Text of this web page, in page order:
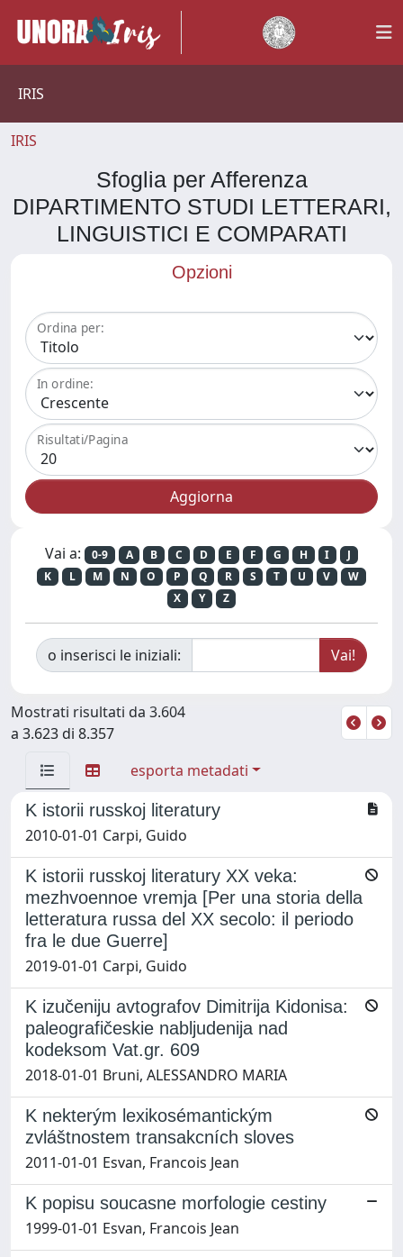
IRIS
IRIS
Sfoglia per Afferenza
DIPARTIMENTO STUDI LETTERARI,
LINGUISTICI E COMPARATI
Opzioni
Ordina per:
In ordine:
Risultati/Pagina
Vai a: 0-9 A B C D E F G H I
J
K
L M N O P Q R S T U V
W
X
Y Z
o inserisci le iniziali:
Mostrati risultati da 3.604
a 3.623 di 8.357
esporta metadati
K istorii russkoj literatury
2010-01-01 Carpi, Guido
K istorii russkoj literatury XX veka:
mezhvoennoe vremja [Per una storia della
letteratura russa del XX secolo: il periodo
fra le due Guerre]
2019-01-01 Carpi, Guido
K izučeniju avtografov Dimitrija Kidonisa:
paleografičeskie nabljudenija nad
kodeksom Vat.gr. 609
2018-01-01 Bruni, ALESSANDRO MARIA
K nekterým lexikosémantickým
zvláštnostem transakcních sloves
2011-01-01 Esvan, Francois Jean
K popisu soucasne morfologie cestiny
1999-01-01 Esvan, Francois Jean